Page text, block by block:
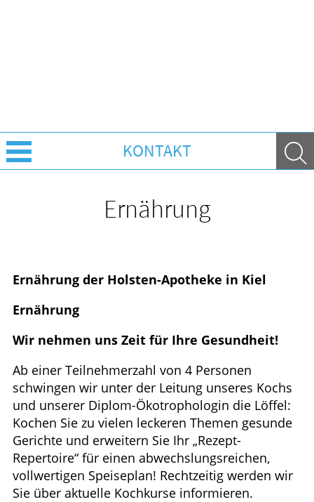
KONTAKT
HOMÖOPATHIE
GESUND IM ALTER
Ernährung
Ernährung der Holsten-Apotheke in Kiel
Ernährung
Wir nehmen uns Zeit für Ihre Gesundheit!
Ab einer Teilnehmerzahl von 4 Personen
schwingen wir unter der Leitung unseres Kochs
und unserer Diplom-Ökotrophologin die Löffel:
Kochen Sie zu vielen leckeren Themen gesunde
Gerichte und erweitern Sie Ihr „Rezept-
Repertoire“ für einen abwechslungsreichen,
vollwertigen Speiseplan! Rechtzeitig werden wir
Sie über aktuelle Kochkurse informieren.